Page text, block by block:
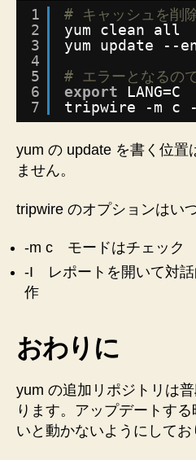
叩
く
コ
ン
ド
メ
♪★
シ
ン
★◆Tripwire◆
へ
1
2
3
4
5
6
7
# キャッシュを削
yum clean all
yum update --
# エラーとなる
export
LANG=C
tripwire -m c
yum の update を書く位置
ません。
tripwire のオプションはい
-m c モードはチェック
-I レポートを開いて対話
作
おわりに
yum の追加リポジトリは
ります。アップデートす
いと動かないようにしてお